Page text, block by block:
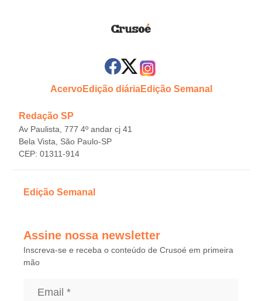
AcervoEdição diáriaEdição Semanal
Redação SP
Av Paulista, 777 4º andar cj 41
Bela Vista, São Paulo-SP
CEP: 01311-914
Edição Semanal
Assine nossa newsletter
Inscreva-se e receba o conteúdo de Crusoé em primeira
mão